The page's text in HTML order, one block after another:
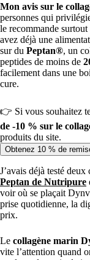
Mon avis sur le
personnes qui
le recommande
avez déjà une
sur du Peptan®, un
peptides de moins de
facilement dans une
cure.
👉 Si vous souhaitez
de -10 % sur le
produits du site.
Obtenez 10 % de
J’avais déjà testé
Peptan de Nutripure
voir où se plaçait
prise quotidienne, la
prix.
Le collagène marin
vite l’attention quand